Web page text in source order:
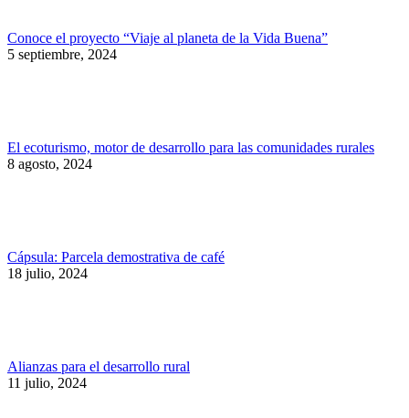
Conoce el proyecto “Viaje al planeta de la Vida Buena”
5 septiembre, 2024
El ecoturismo, motor de desarrollo para las comunidades rurales
8 agosto, 2024
Cápsula: Parcela demostrativa de café
18 julio, 2024
Alianzas para el desarrollo rural
11 julio, 2024